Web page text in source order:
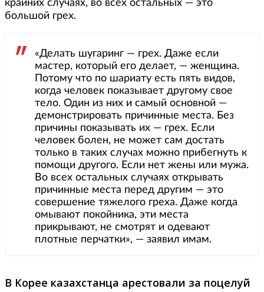
крайних случаях, во всех остальных — это
большой грех.
«Делать шугаринг — грех. Даже если
мастер, который его делает, — женщина.
Потому что по шариату есть пять видов,
когда человек показывает другому свое
тело. Один из них и самый основной —
демонстрировать причинные места. Без
причины показывать их — грех. Если
человек болен, не может сам достать
только в таких случах можно прибегнуть к
помощи другого. Если нет жены или мужа.
Во всех остальных случаях открывать
причинные места перед другим — это
совершение тяжелого греха. Даже когда
омывают покойника, эти места
прикрывают, не смотрят и одевают
плотные перчатки», — заявил имам.
В Корее казахстанца арестовали за поцелуй